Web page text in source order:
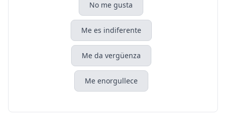
No me gusta
Me es indiferente
Me da vergüenza
Me enorgullece